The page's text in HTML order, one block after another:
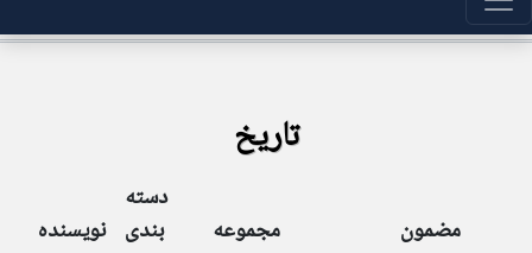
تاریخ
مضمون مجموعه
دسته
بندی نویسنده